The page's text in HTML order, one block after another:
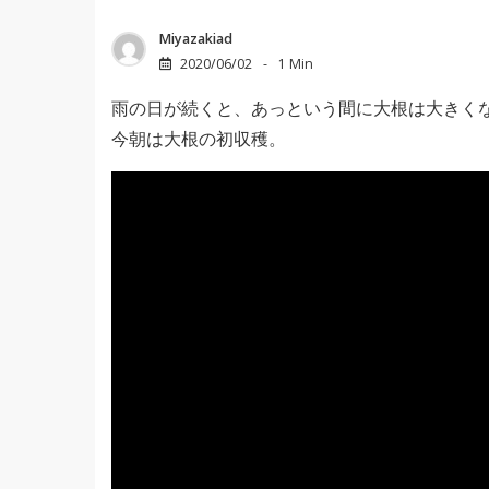
Miyazakiad
2020/06/02
1 Min
雨の日が続くと、あっという間に大根は大きく
今朝は大根の初収穫。